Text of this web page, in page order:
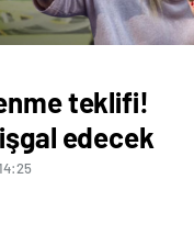
teklifi!
edecek